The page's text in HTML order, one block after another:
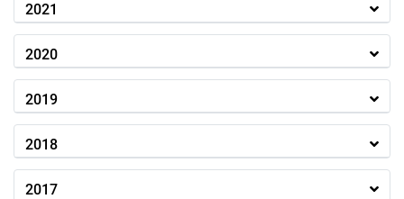
2021
2020
2019
2018
2017